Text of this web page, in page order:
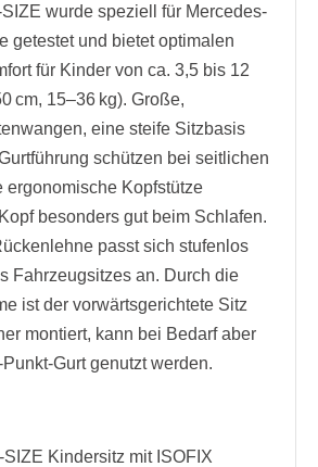
wurde speziell für Mercedes-
getestet und bietet optimalen
für Kinder von ca. 3,5 bis 12
cm, 15–36 kg). Große,
eine steife Sitzbasis
schützen bei seitlichen
ergonomische Kopfstütze
besonders gut beim Schlafen.
passt sich stufenlos
Fahrzeugsitzes an. Durch die
ist der vorwärtsgerichtete Sitz
montiert, kann bei Bedarf aber
Gurt genutzt werden.
SIZE Kindersitz mit ISOFIX